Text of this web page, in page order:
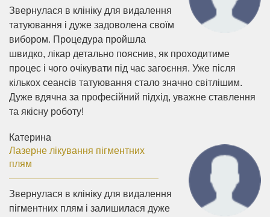
Звернулася в клініку для видалення
татуювання і дуже задоволена своїм
вибором. Процедура пройшла
швидко, лікар детально пояснив, як проходитиме
процес і чого очікувати під час загоєння. Уже після
кількох сеансів татуювання стало значно світлішим.
Дуже вдячна за професійний підхід, уважне ставлення
та якісну роботу!
Катерина
Лазерне лікування пігментних
плям
Звернулася в клініку для видалення
пігментних плям і залишилася дуже